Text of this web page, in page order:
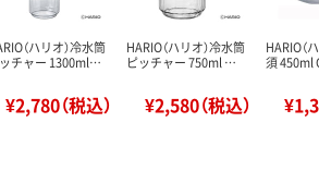
（ハリオ）冷水筒
チャー 1300ml…
¥2,780（税込）
HARIO（ハリオ）冷水筒
ピッチャー 750ml …
¥2,580（税込）
HARIO（
須 450ml